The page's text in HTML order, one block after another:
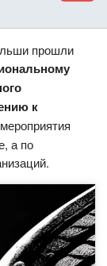
прошли
к
а по